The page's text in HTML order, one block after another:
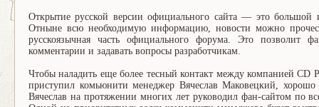
Открытие русской версии официального сайта — это
Отныне всю необходимую информацию, новости можно
русскоязычная часть официального форума. Это позволит
комментарии и задавать вопросы разработчикам.
Чтобы наладить еще более тесный контакт между компанией CD
приступил комьюнити менеджер Вячеслав Маковецкий,
Вячеслав на протяжении многих лет руководил фан-сайтом по